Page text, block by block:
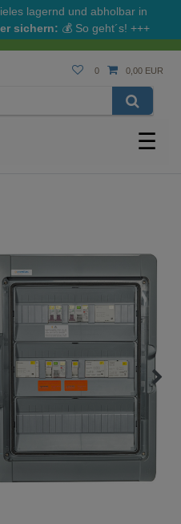
lagernd und abholbar in
sichern: 💰 So geht´s! +++
☰
0 0,00 EUR